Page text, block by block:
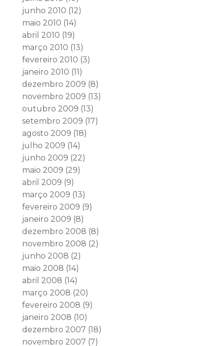
junho 2010 (12)
maio 2010 (14)
abril 2010 (19)
março 2010 (13)
fevereiro 2010 (3)
janeiro 2010 (11)
dezembro 2009 (8)
novembro 2009 (13)
outubro 2009 (13)
setembro 2009 (17)
agosto 2009 (18)
julho 2009 (14)
junho 2009 (22)
maio 2009 (29)
abril 2009 (9)
março 2009 (13)
fevereiro 2009 (9)
janeiro 2009 (8)
dezembro 2008 (8)
novembro 2008 (2)
junho 2008 (2)
maio 2008 (14)
abril 2008 (14)
março 2008 (20)
fevereiro 2008 (9)
janeiro 2008 (10)
dezembro 2007 (18)
novembro 2007 (7)